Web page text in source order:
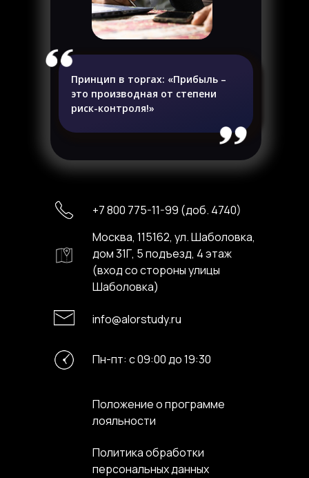
Принцип в торгах: «Прибыль –
это производная от степени
риск-контроля!»
+7 800 775-11-99 (доб. 4740)
Москва, 115162, ул. Шаболовка,
дом 31Г, 5 подъезд, 4 этаж
(вход со стороны улицы
Шаболовка)
info@alorstudy.ru
Пн-пт: с 09:00 до 19:30
Положение о программе
лояльности
Политика обработки
персональных данных